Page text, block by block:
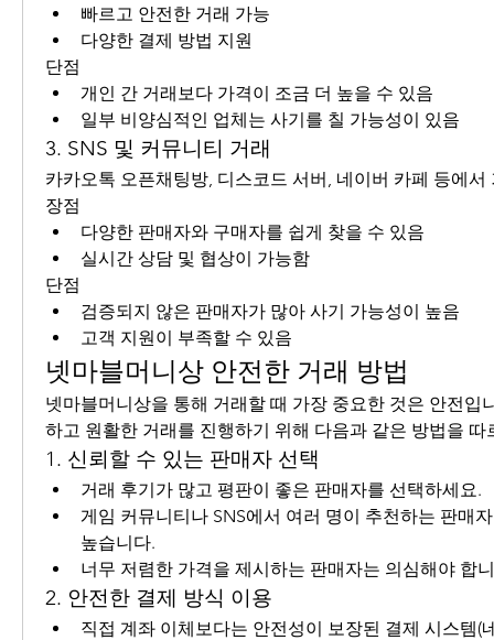
빠르고 안전한 거래 가능
다양한 결제 방법 지원
단점
개인 간 거래보다 가격이 조금 더 높을 수 있음
일부 비양심적인 업체는 사기를 칠 가능성이 있음
3. SNS 및 커뮤니티 거래
카카오톡 오픈채팅방, 디스코드 서버, 네이버 카페 등에
장점
다양한 판매자와 구매자를 쉽게 찾을 수 있음
실시간 상담 및 협상이 가능함
단점
검증되지 않은 판매자가 많아 사기 가능성이 높음
고객 지원이 부족할 수 있음
넷마블머니상 안전한 거래 방법
넷마블머니상을 통해 거래할 때 가장 중요한 것은 안전입
하고 원활한 거래를 진행하기 위해 다음과 같은 방법을 따
1. 신뢰할 수 있는 판매자 선택
거래 후기가 많고 평판이 좋은 판매자를 선택하세요.
게임 커뮤니티나 SNS에서 여러 명이 추천하는 판매
높습니다.
너무 저렴한 가격을 제시하는 판매자는 의심해야 합
2. 안전한 결제 방식 이용
직접 계좌 이체보다는 안전성이 보장된 결제 시스템(